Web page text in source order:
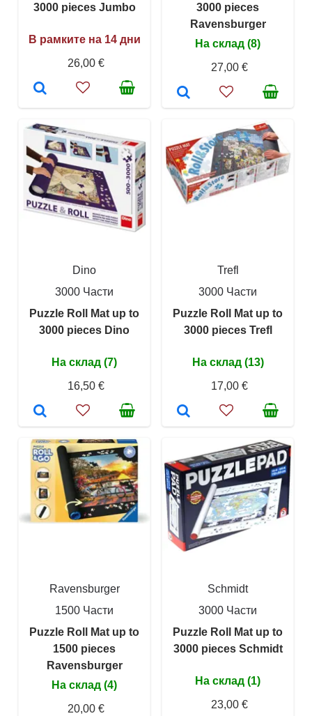
3000 pieces Jumbo
В рамките на 14 дни
26,00 €
3000 pieces
Ravensburger
На склад (8)
27,00 €
Dino
3000 Части
Puzzle Roll Mat up to
3000 pieces Dino
На склад (7)
16,50 €
Trefl
3000 Части
Puzzle Roll Mat up to
3000 pieces Trefl
На склад (13)
17,00 €
Ravensburger
1500 Части
Puzzle Roll Mat up to
1500 pieces
Ravensburger
На склад (4)
20,00 €
Schmidt
3000 Части
Puzzle Roll Mat up to
3000 pieces Schmidt
На склад (1)
23,00 €